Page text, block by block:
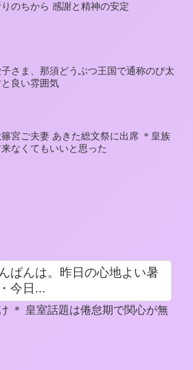
のちから 感謝と精神の安定
さま、那須どうぶつ王国で通称のび太
良い雰囲気
宮ご夫妻 あきた総文祭に出席 ＊皇族
なくてもいいと思った
ばんは。昨日の心地よい暑
今日...
＊ 皇室話題は倦怠期で関心が無